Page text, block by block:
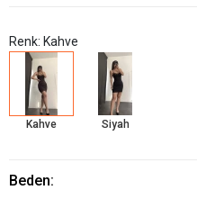
Renk: Kahve
Kahve Siyah
Beden: